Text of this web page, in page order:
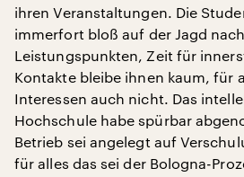
ihren Veranstaltungen. Die
immerfort bloß auf der Jagd
Leistungspunkten, Zeit für
Kontakte bleibe ihnen kaum, für
Interessen auch nicht. Das
Hochschule habe spürbar
Betrieb sei angelegt auf
für alles das sei der Bologna-